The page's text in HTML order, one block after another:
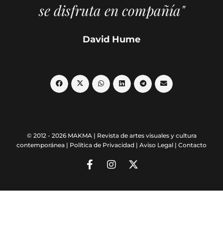
se disfruta en compañía"
David Hume
© 2012 - 2026 MAKMA | Revista de artes visuales y cultura
contemporánea | Política de Privacidad | Aviso Legal | Contacto